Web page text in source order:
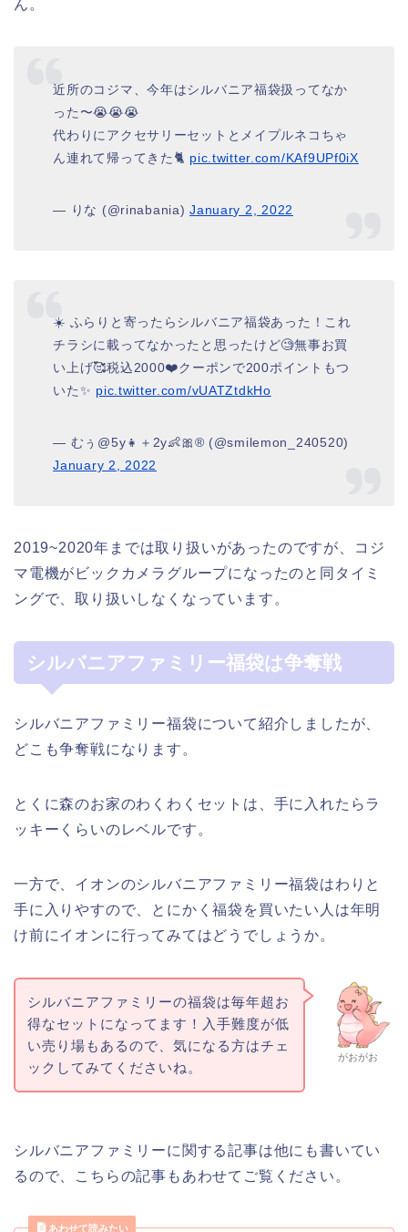
ん。
近所のコジマ、今年はシルバニア福袋扱ってなか
った〜😭😭😭
代わりにアクセサリーセットとメイプルネコちゃ
ん連れて帰ってきた🐈 pic.twitter.com/KAf9UPf0iX
— りな (@rinabania)January 2, 2022
☀️ ふらりと寄ったらシルバニア福袋あった！これ
チラシに載ってなかったと思ったけど🧐無事お買
い上げ🥰税込2000❤️クーポンで200ポイントもつ
いた✨ pic.twitter.com/vUATZtdkHo
— むぅ@5y👧＋2y👶🎀®︎ (@smilemon_240520)
January 2, 2022
2019~2020年までは取り扱いがあったのですが、コジ
マ電機がビックカメラグループになったのと同タイミ
ングで、取り扱いしなくなっています。
シルバニアファミリー福袋は争奪戦
シルバニアファミリー福袋について紹介しましたが、
どこも争奪戦になります。
とくに森のお家のわくわくセットは、手に入れたらラ
ッキーくらいのレベルです。
一方で、イオンのシルバニアファミリー福袋はわりと
手に入りやすので、とにかく福袋を買いたい人は年明
け前にイオンに行ってみてはどうでしょうか。
がおがお
シルバニアファミリーの福袋は毎年超お
得なセットになってます！入手難度が低
い売り場もあるので、気になる方はチェ
ックしてみてくださいね。
シルバニアファミリーに関する記事は他にも書いてい
るので、こちらの記事もあわせてご覧ください。
あわせて読みたい